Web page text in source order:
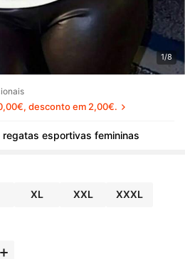
1/8
desconto em 2,00€.
regatas esportivas femininas
XL XXL XXXL